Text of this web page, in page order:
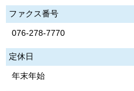
ファクス番号
076-278-7770
定休日
年末年始